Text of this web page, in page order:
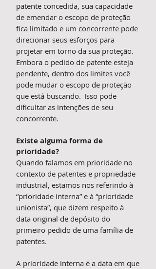
patente concedida, sua capacidade
de emendar o escopo de proteção
fica limitado e um concorrente pode
direcionar seus esforços para
projetar em torno da sua proteção.
Embora o pedido de patente esteja
pendente, dentro dos limites você
pode mudar o escopo de proteção
que está buscando. Isso pode
dificultar as intenções de seu
concorrente.
Existe alguma forma de
prioridade?
Quando falamos em prioridade no
contexto de patentes e propriedade
industrial, estamos nos referindo à
“prioridade interna” e à “prioridade
unionista”, que dizem respeito à
data original de depósito do
primeiro pedido de uma família de
patentes.
A prioridade interna é a data em que